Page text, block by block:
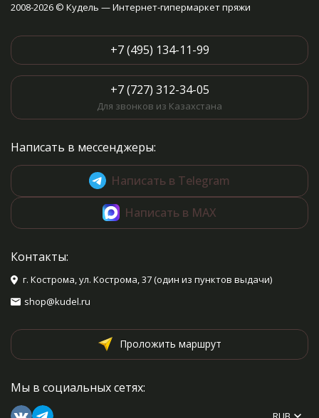
пуговицы белые - 3 шт.
2008-2026 © Кудель — Интернет-гипермаркет пряжи
+7 (495) 134-11-99
+7 (727) 312-34-05
Для звонков из Казахстана
Написать в мессенджеры:
Написать в Telegram
Написать в MAX
Контакты:
г. Кострома, ул. Кострома, 37 (один из пунктов выдачи)
shop@kudel.ru
Проложить маршрут
Мы в социальных сетях: